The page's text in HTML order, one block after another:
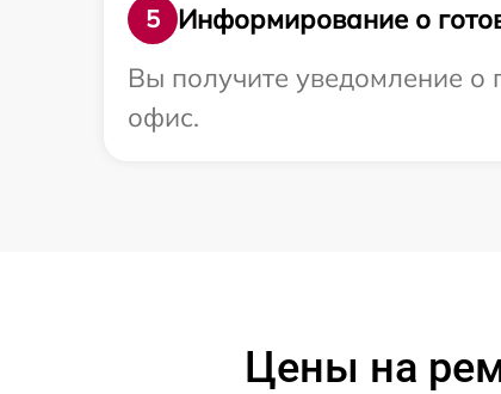
5
Информирование о
Вы получите уведомление о
офис.
Цены на